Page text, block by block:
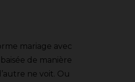
mariage avec
de manière
ne voit. Ou